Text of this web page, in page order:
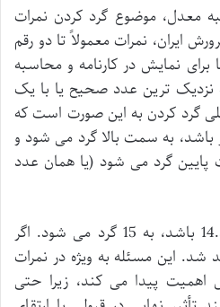
معدل، موضوع گرد کردن نمرات
ایران، نمرات معمولاً تا دو رقم
نمایش در کارنامه و محاسبه
ترین عدد صحیح یا با یک
گرد کردن به این صورت است که
۵ یا بیشتر باشد، به سمت بالا گرد می شود و
به سمت پایین گرد می شود (یا همان عدد
برای مثال، اگر نمره شما 14.50 باشد، به 15 گرد می شود. اگر
14 گرد خواهد شد. این مسئله به ویژه در نمرات
پیدا می کند، زیرا حتی